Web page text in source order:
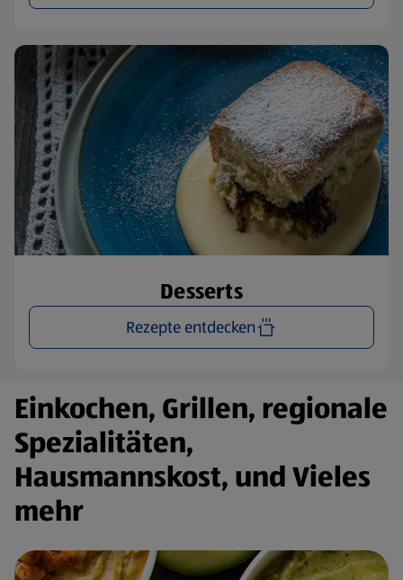
Desserts
Rezepte entdecken
Einkochen, Grillen, regionale
Spezialitäten,
Hausmannskost, und Vieles
mehr